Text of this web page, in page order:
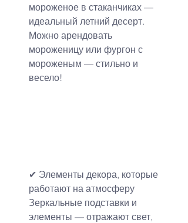
мороженое в стаканчиках —
идеальный летний десерт.
Можно арендовать
мороженицу или фургон с
мороженым — стильно и
весело!
✔ Элементы декора, которые
работают на атмосферу
Зеркальные подставки и
элементы — отражают свет,